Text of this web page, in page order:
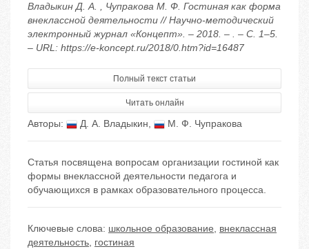
Владыкин Д. А. , Чупракова М. Ф. Гостиная как форма
внеклассной деятельности // Научно-методический
электронный журнал «Концепт». – 2018. – . – С. 1–5.
– URL: https://e-koncept.ru/2018/0.htm?id=16487
Полный текст статьи
Читать онлайн
Авторы: Д. А. Владыкин, М. Ф. Чупракова
Статья посвящена вопросам организации гостиной как
формы внеклассной деятельности педагога и
обучающихся в рамках образовательного процесса.
Ключевые слова: школьное образование, внеклассная
деятельность, гостиная